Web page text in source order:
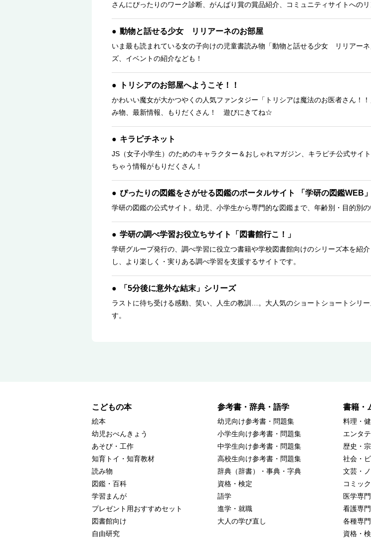
さんにぴったりのワーク診断、がんばり賞の賞品紹介、コミュニティサイトへの
動物と話せる少女 リリアーネのお部屋
いま最も読まれている女の子向けの児童書読み物「動物と話せる少女 リリアー
ズ、イベントの紹介なども！
トリシアのお部屋へようこそ！！
かわいい魔女が大かつやくの人気ファンタジー「トリシアは魔法のお医者さん
み物、最新情報、もりだくさん！ 遊びにきてね☆
キラピチネット
JS（女子小学生）のためのキャラクター＆おしゃれマガジン、キラピチ公式サイ
ちゃう情報がもりだくさん！
ぴったりの図鑑をさがせる図鑑のポータルサイト 「学研の図鑑WEB」
学研の図鑑の公式サイト。幼児、小学生から専門的な図鑑まで、年齢別・目的別
学研の調べ学習お役立ちサイト「図書館行こ！」
学研グループ発行の、調べ学習に役立つ書籍や学校図書館向けのシリーズ本を紹
し、より楽しく・実りある調べ学習を支援するサイトです。
「5分後に意外な結末」シリーズ
ラストに待ち受ける感動、笑い、人生の教訓…。大人気のショートショートシリ
す。
こどもの本
絵本
幼児おべんきょう
あそび・工作
知育トイ・知育教材
読み物
図鑑・百科
学習まんが
プレゼント用おすすめセット
図書館向け
自由研究
参考書・辞典・語学
幼児向け参考書・問題集
小学生向け参考書・問題集
中学生向け参考書・問題集
高校生向け参考書・問題集
辞典（辞書）・事典・字典
資格・検定
語学
進学・就職
大人の学び直し
書籍・
料理・
エンタ
歴史・
社会・
文芸・
コミック
医学専
看護専
各種専
資格・